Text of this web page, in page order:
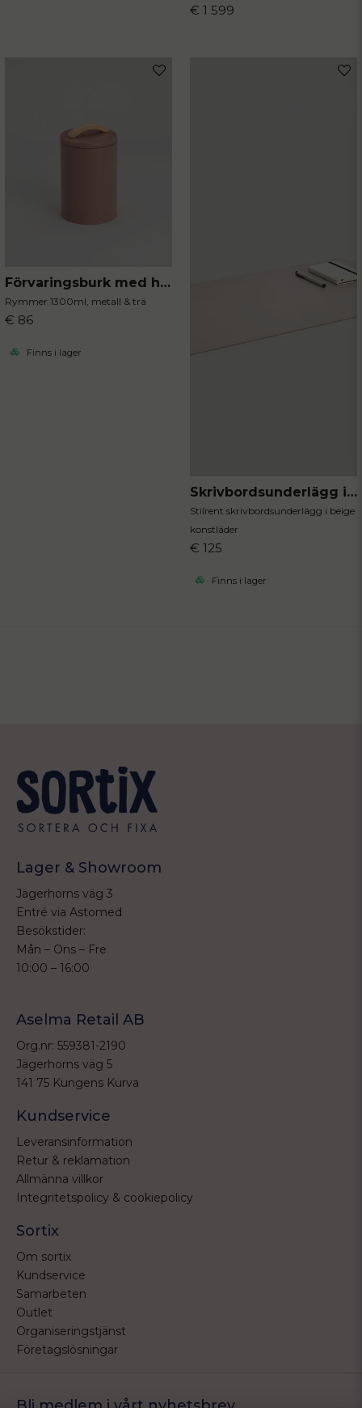
€ 1 599
Förvaringsburk med handtag mocca
Rymmer 1300ml, metall & trä
€ 86
Finns i lager
Skrivbordsunderlägg i konstläder
Stilrent skrivbordsunderlägg i beige
konstläder
€ 125
Finns i lager
Lager & Showroom
Jägerhorns väg 3
Entré via Astomed
Besökstider:
Mån – Ons – Fre
10:00 – 16:00
Aselma Retail AB
Org.nr: 559381-2190
Jägerhorns väg 5
141 75 Kungens Kurva
Kundservice
Leveransinformation
Retur & reklamation
Allmänna villkor
Integritetspolicy & cookiepolicy
Sortix
Om sortix
Kundservice
Samarbeten
Outlet
Organiseringstjänst
Företagslösningar
Bli medlem i vårt nyhetsbrev